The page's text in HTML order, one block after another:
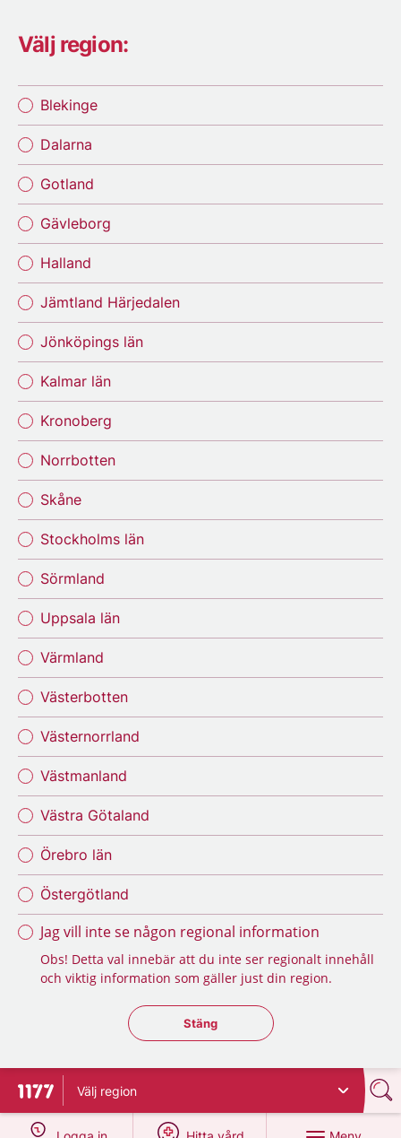
Välj region:
Blekinge
Dalarna
Gotland
Gävleborg
Halland
Jämtland Härjedalen
Jönköpings län
Kalmar län
Kronoberg
Norrbotten
Skåne
Stockholms län
Sörmland
Uppsala län
Värmland
Västerbotten
Västernorrland
Västmanland
Västra Götaland
Örebro län
Östergötland
Jag vill inte se någon regional information
Obs! Detta val innebär att du inte ser regionalt innehåll
och viktig information som gäller just din region.
Stäng regionsväljaren
Stäng
Till startsidan för 1177
Välj region
på 1177.se
på 1177.se